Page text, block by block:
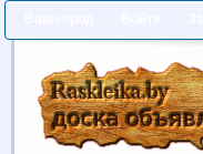
Главная Статьи